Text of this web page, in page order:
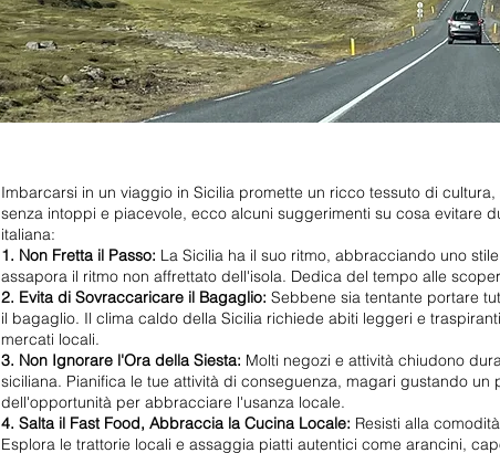
Imbarcarsi in un viaggio in Sicilia promette un ricco tessuto di
senza intoppi e piacevole, ecco alcuni suggerimenti su cosa evitare
italiana:
1. Non Fretta il Passo: La Sicilia ha il suo ritmo, abbracciando uno
assapora il ritmo non affrettato dell'isola. Dedica del tempo alle
2. Evita di Sovraccaricare il Bagaglio: Sebbene sia tentante portare
il bagaglio. Il clima caldo della Sicilia richiede abiti leggeri e
mercati locali.
3. Non Ignorare l'Ora della Siesta: Molti negozi e attività chiudono
siciliana. Pianifica le tue attività di conseguenza, magari gustando
dell'opportunità per abbracciare l'usanza locale.
4. Salta il Fast Food, Abbraccia la Cucina Locale: Resisti alla
Esplora le trattorie locali e assaggia piatti autentici come arancini,